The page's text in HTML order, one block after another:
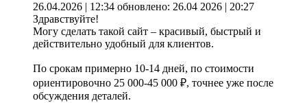
26.04.2026 | 12:34 обновлено: 26.04 2026 | 20:27
Здравствуйте!
Могу сделать такой сайт – красивый, быстрый и
действительно удобный для клиентов.
По срокам примерно 10-14 дней, по стоимости
ориентировочно 25 000-45 000 ₽, точнее уже после
обсуждения деталей.